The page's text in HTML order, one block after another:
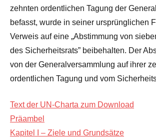
zehnten ordentlichen Tagung der
befasst, wurde in seiner ursprünglichen
Verweis auf eine „Abstimmung von
des Sicherheitsrats” beibehalten. Der
von der Generalversammlung auf ihrer
ordentlichen Tagung und vom
Text der UN-Charta zum Download
Präambel
Kapitel I – Ziele und Grundsätze